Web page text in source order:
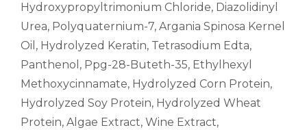
Hydroxypropyltrimonium Chloride, Diazolidinyl
Urea, Polyquaternium-7, Argania Spinosa Kernel
Oil, Hydrolyzed Keratin, Tetrasodium Edta,
Panthenol, Ppg-28-Buteth-35, Ethylhexyl
Methoxycinnamate, Hydrolyzed Corn Protein,
Hydrolyzed Soy Protein, Hydrolyzed Wheat
Protein, Algae Extract, Wine Extract,